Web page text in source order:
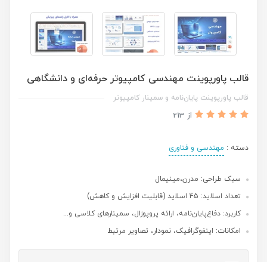
قالب پاورپوینت مهندسی کامپیوتر حرفه‌ای و دانشگاهی
قالب پاورپوینت پایان‌نامه و سمینار کامپیوتر
از 213
دسته : مهندسی و فناوری
سبک طراحی: مدرن،‌مینیمال
تعداد اسلاید: 45 اسلاید (قابلیت افزایش و کاهش)
کاربرد: دفاع‌پایان‌نامه، ارائه پروپوزال، سمینارهای کلاسی و...
امکانات: اینفوگرافیک، نمودار، تصاویر مرتبط